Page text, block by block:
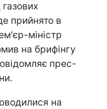
прийнято в
міністр
на брифінгу
прес-
на